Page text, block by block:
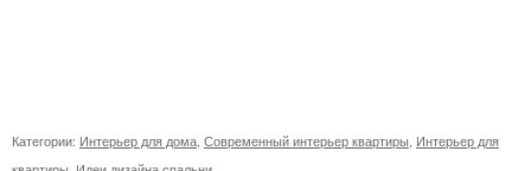
Категории: Интерьер для дома Современный интерьер квартиры Интерьер для